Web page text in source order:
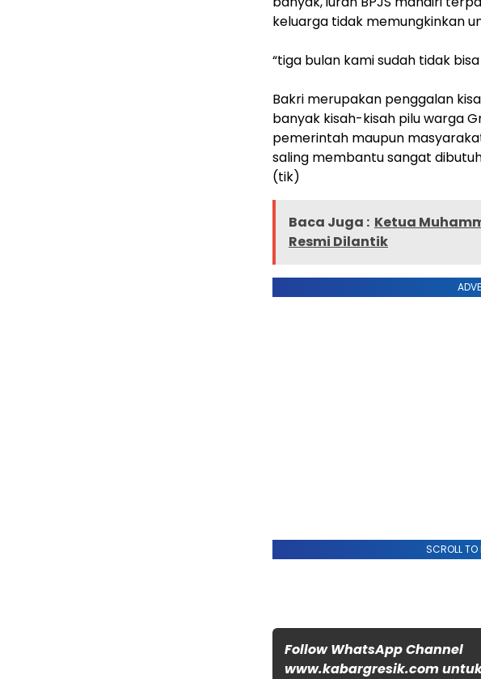
keluarga tidak memungkinkan
“tiga bulan kami sudah tidak
Bakri merupakan penggalan
banyak kisah-kisah pilu warga
pemerintah maupun
saling membantu sangat
(tik)
Baca Juga : Ketua
Resmi Dilantik
SCROLL TO
Follow WhatsApp Channel
www.kabargresik.com